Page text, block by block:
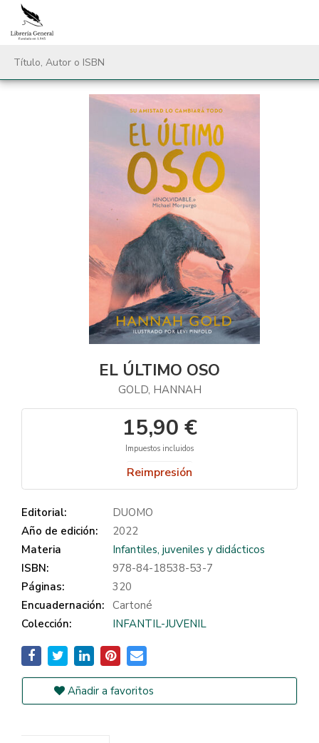
EL ÚLTIMO OSO
GOLD, HANNAH
15,90 €
Impuestos incluidos
Reimpresión
Editorial:
DUOMO
Año de edición:
2022
Materia
Infantiles, juveniles y didácticos
ISBN:
978-84-18538-53-7
Páginas:
320
Encuadernación: Cartoné
Colección:
INFANTIL-JUVENIL
Añadir a favoritos